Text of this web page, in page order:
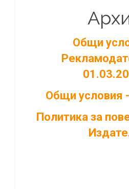
Общи
Общи условия
Политика за